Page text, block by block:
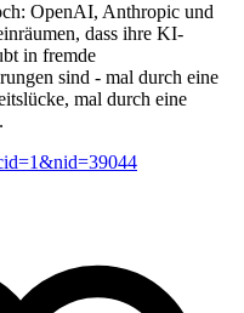
OpenAI, Anthropic und
dass ihre KI-
in fremde
sind - mal durch eine
mal durch eine